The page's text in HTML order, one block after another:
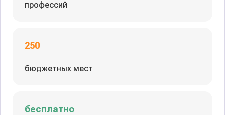
профессий
250
бюджетных мест
бесплатно